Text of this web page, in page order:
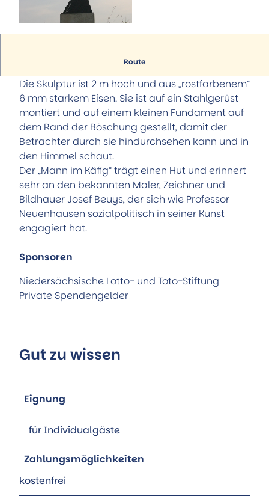
Führungen
Museum Portal zur Geschichte
StadtMuseum
Künstler & Ausstellungen
Kunst unter freiem Himmel
Alle Themen
Trinkbrunnenhäuschen der Sole-Quelle
Natur-Solefreibad
Aktiv & Familie
Wandern
Natur-Solefreibad
Flugplatz
Pony-Gestüt
Kino
Weitere Freizeit- und Sportangebote
Tourist-Information
Stellenausschreibungen
Prospekte
Öffentliche Toiletten
Stadtplan
Aktuelles
Anreise
Team
Route
Informationen zur Skulptur und zum Künstler
Die Skulptur ist 2 m hoch und aus „rostfarbenem“
6 mm starkem Eisen. Sie ist auf ein Stahlgerüst
montiert und auf einem kleinen Fundament auf
dem Rand der Böschung gestellt, damit der
Betrachter durch sie hindurchsehen kann und in
den Himmel schaut.
Der „Mann im Käfig“ trägt einen Hut und erinnert
sehr an den bekannten Maler, Zeichner und
Bildhauer Josef Beuys, der sich wie Professor
Neuenhausen sozialpolitisch in seiner Kunst
engagiert hat.
Sponsoren
Niedersächsische Lotto- und Toto-Stiftung
Private Spendengelder
Gut zu wissen
Eignung
für Individualgäste
Zahlungsmöglichkeiten
kostenfrei